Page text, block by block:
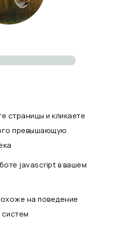
страницы и кликаете
превышающую
javascript в вашем
на поведение